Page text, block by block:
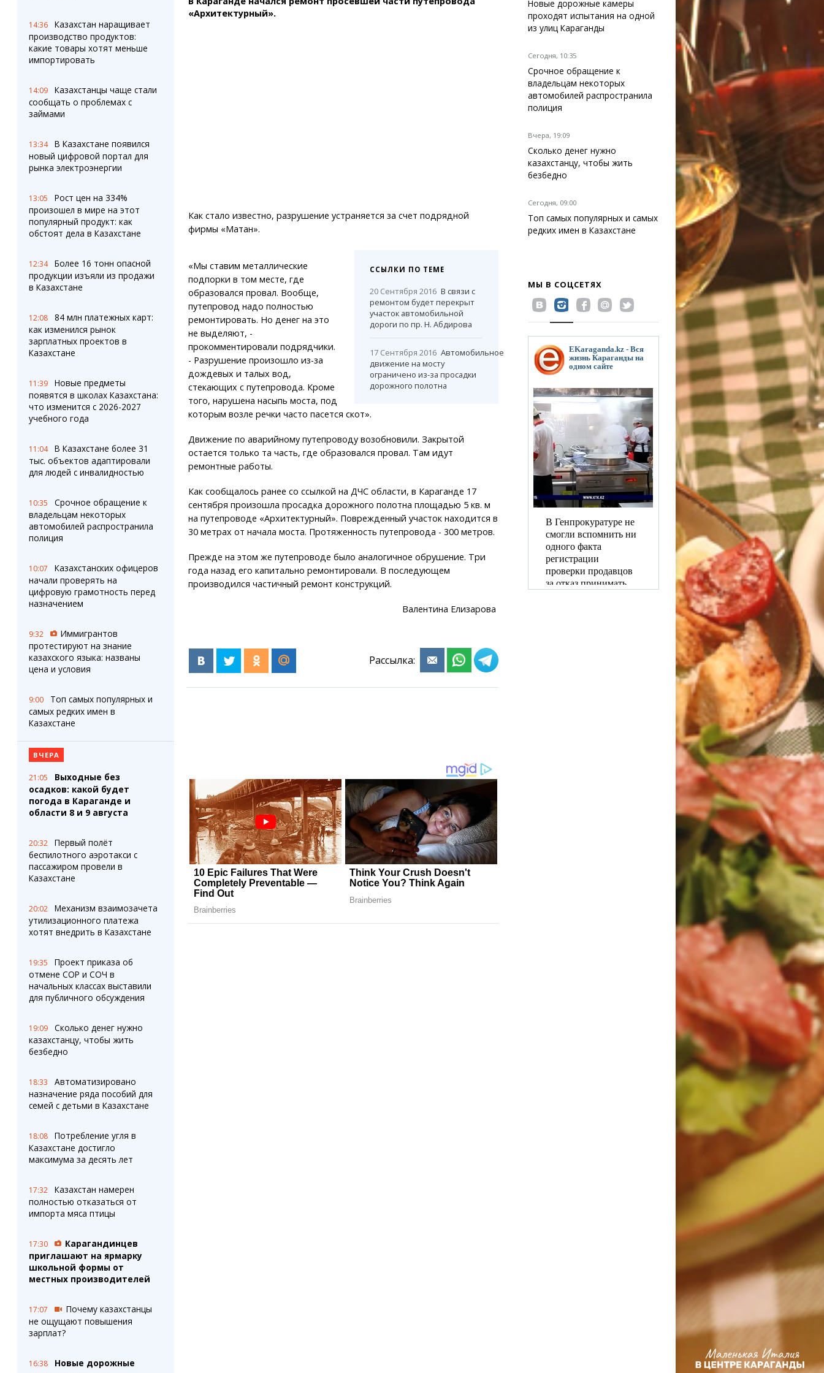
Штрихи
Коллаж недели
Ешкин гороскоп
Пробки
Карта Караганды
Темиртау
Медиа
Фото
Видео
Timelapse
14:36
Казахстан наращивает
производство продуктов:
какие товары хотят меньше
импортировать
14:09
Казахстанцы чаще стали
сообщать о проблемах с
займами
13:34
В Казахстане появился
новый цифровой портал для
рынка электроэнергии
13:05
Рост цен на 334%
произошел в мире на этот
популярный продукт: как
обстоят дела в Казахстане
12:34
Более 16 тонн опасной
продукции изъяли из продажи
в Казахстане
12:08
84 млн платежных карт:
как изменился рынок
зарплатных проектов в
Казахстане
11:39
Новые предметы
появятся в школах Казахстана:
что изменится с 2026-2027
учебного года
11:04
В Казахстане более 31
тыс. объектов адаптировали
для людей с инвалидностью
10:35
Срочное обращение к
владельцам некоторых
автомобилей распространила
полиция
10:07
Казахстанских офицеров
начали проверять на
цифровую грамотность перед
назначением
9:32
Иммигрантов
протестируют на знание
казахского языка: названы
цена и условия
9:00
Топ самых популярных и
самых редких имен в
Казахстане
ВЧЕРА
21:05
Выходные без
осадков: какой будет
погода в Караганде и
области 8 и 9 августа
20:32
Первый полёт
беспилотного аэротакси с
пассажиром провели в
Казахстане
20:02
Механизм взаимозачета
утилизационного платежа
хотят внедрить в Казахстане
19:35
Проект приказа об
отмене СОР и СОЧ в
начальных классах выставили
для публичного обсуждения
19:09
Сколько денег нужно
казахстанцу, чтобы жить
безбедно
18:33
Автоматизировано
назначение ряда пособий для
семей с детьми в Казахстане
18:08
Потребление угля в
Казахстане достигло
максимума за десять лет
17:32
Казахстан намерен
полностью отказаться от
импорта мяса птицы
17:30
Карагандинцев
приглашают на ярмарку
школьной формы от
местных производителей
17:07
Почему казахстанцы
не ощущают повышения
зарплат?
16:38
Новые дорожные
«Архитектурный».
Как стало известно, разрушение устраняется за счет подрядной
фирмы «Матан».
ССЫЛКИ ПО ТЕМЕ
20 Сентября 2016 В связи с
ремонтом будет перекрыт
участок автомобильной
дороги по пр. Н. Абдирова
17 Сентября 2016 Автомобильное
движение на мосту
ограничено из-за просадки
дорожного полотна
«Мы ставим металлические
подпорки в том месте, где
образовался провал. Вообще,
путепровод надо полностью
ремонтировать. Но денег на это
не выделяют, -
прокомментировали подрядчики.
- Разрушение произошло из-за
дождевых и талых вод,
стекающих с путепровода. Кроме
того, нарушена насыпь моста, под
которым возле речки часто пасется скот».
Движение по аварийному путепроводу возобновили. Закрытой
остается только та часть, где образовался провал. Там идут
ремонтные работы.
Как сообщалось ранее со ссылкой на ДЧС области, в Караганде 17
сентября произошла просадка дорожного полотна площадью 5 кв. м
на путепроводе «Архитектурный». Поврежденный участок находится в
30 метрах от начала моста. Протяженность путепровода - 300 метров.
Прежде на этом же путепроводе было аналогичное обрушение. Три
года назад его капитально ремонтировали. В последующем
производился частичный ремонт конструкций.
Валентина Елизарова
Рассылка:
Новые дорожные камеры
проходят испытания на одной
из улиц Караганды
Сегодня, 10:35
Срочное обращение к
владельцам некоторых
автомобилей распространила
полиция
Вчера, 19:09
Сколько денег нужно
казахстанцу, чтобы жить
безбедно
Сегодня, 09:00
Топ самых популярных и самых
редких имен в Казахстане
МЫ В СОЦСЕТЯХ
EKaraganda.kz - Вся
жизнь Караганды на
одном сайте